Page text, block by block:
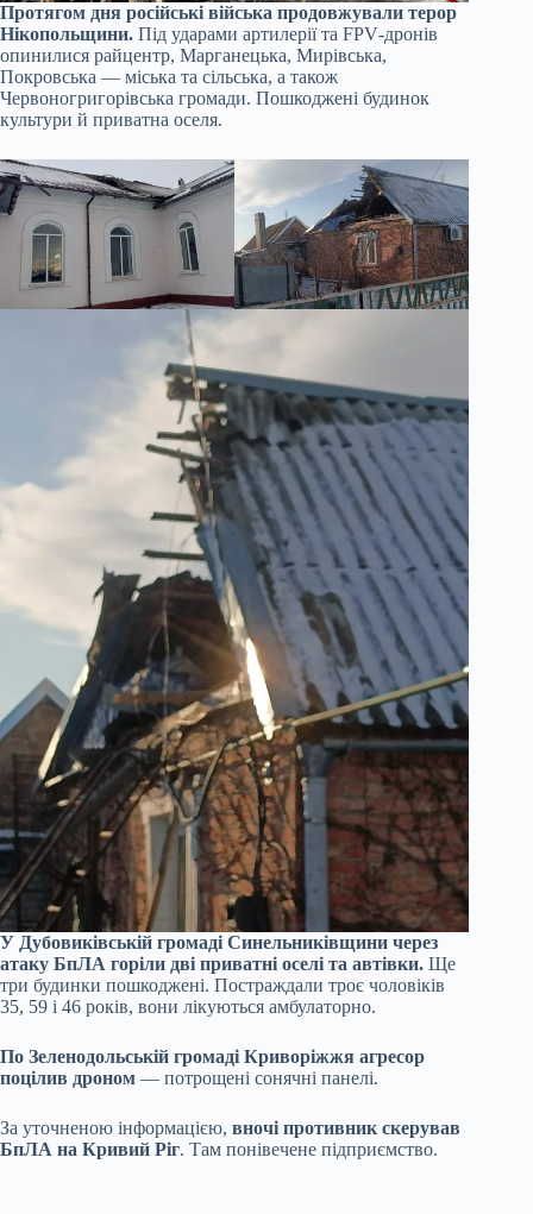
Протягом дня російські війська продовжували терор
Нікопольщини. Під ударами артилерії та FPV‑дронів
опинилися райцентр, Марганецька, Мирівська,
Покровська — міська та сільська, а також
Червоногригорівська громади. Пошкоджені будинок
культури й приватна оселя.
У Дубовиківській громаді Синельниківщини через
атаку БпЛА горіли дві приватні оселі та автівки. Ще
три будинки пошкоджені. Постраждали троє чоловіків
35, 59 і 46 років, вони лікуються амбулаторно.
По Зеленодольській громаді Криворіжжя агресор
поцілив дроном — потрощені сонячні панелі.
За уточненою інформацією, вночі противник скерував
БпЛА на Кривий Ріг. Там понівечене підприємство.